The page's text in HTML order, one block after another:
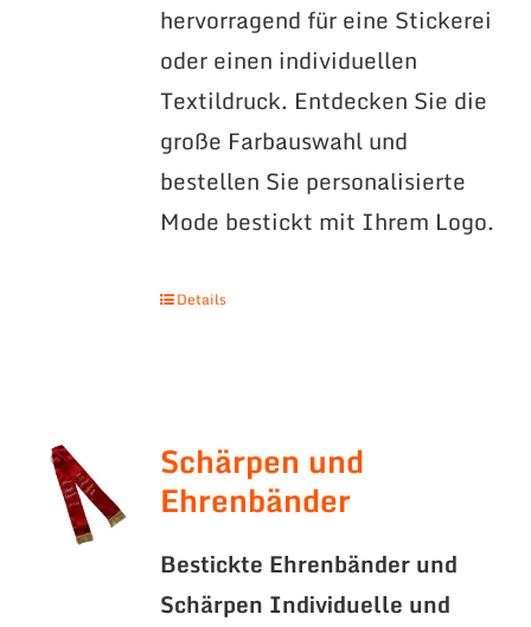
hervorragend für eine Stickerei
oder einen individuellen
Textildruck. Entdecken Sie die
große Farbauswahl und
bestellen Sie personalisierte
Mode bestickt mit Ihrem Logo.
Details
Schärpen und
Ehrenbänder
Bestickte Ehrenbänder und
Schärpen Individuelle und